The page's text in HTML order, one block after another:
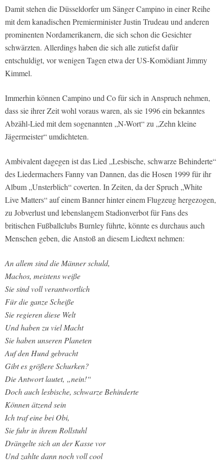
Damit stehen die Düsseldorfer um Sänger Campino in einer Reihe
mit dem kanadischen Premierminister Justin Trudeau und anderen
prominenten Nordamerikanern, die sich schon die Gesichter
schwärzten. Allerdings haben die sich alle zutiefst dafür
entschuldigt, vor wenigen Tagen etwa der US-Komödiant Jimmy
Kimmel.
Immerhin können Campino und Co für sich in Anspruch nehmen,
dass sie ihrer Zeit wohl voraus waren, als sie 1996 ein bekanntes
Abzähl-Lied mit dem sogenannten „N-Wort“ zu „Zehn kleine
Jägermeister“ umdichteten.
Ambivalent dagegen ist das Lied „Lesbische, schwarze Behinderte“
des Liedermachers Fanny van Dannen, das die Hosen 1999 für ihr
Album „Unsterblich“ coverten. In Zeiten, da der Spruch „White
Live Matters“ auf einem Banner hinter einem Flugzeug hergezogen,
zu Jobverlust und lebenslangem Stadionverbot für Fans des
britischen Fußballclubs Burnley führte, könnte es durchaus auch
Menschen geben, die Anstoß an diesem Liedtext nehmen:
An allem sind die Männer schuld,
Machos, meistens weiße
Sie sind voll verantwortlich
Für die ganze Scheiße
Sie regieren diese Welt
Und haben zu viel Macht
Sie haben unseren Planeten
Auf den Hund gebracht
Gibt es größere Schurken?
Die Antwort lautet, „nein!“
Doch auch lesbische, schwarze Behinderte
Können ätzend sein
Ich traf eine bei Obi,
Sie fuhr in ihrem Rollstuhl
Drängelte sich an der Kasse vor
Und zahlte dann noch voll cool